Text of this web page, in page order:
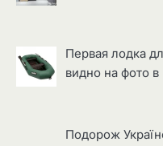
Первая лодка
видно на фото в
Подорож